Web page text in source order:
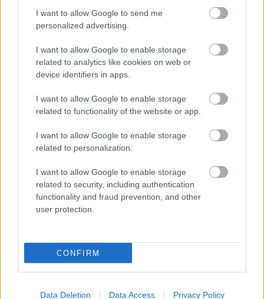
I want to allow Google to send me
personalized advertising.
I want to allow Google to enable storage
related to analytics like cookies on web or
device identifiers in apps.
I want to allow Google to enable storage
related to functionality of the website or app.
I want to allow Google to enable storage
related to personalization.
I want to allow Google to enable storage
related to security, including authentication
functionality and fraud prevention, and other
user protection.
CONFIRM
Data Deletion Data Access Privacy Policy
CHALUPA
Na Morave prerobila
starú chalupu na
nepoznanie: Keď
vojdete dnu, zabudnete,
že nie ste v Toskánsku
S motorovou pílou sa
dokáže aj podpísať.
Slovák sa nebál a v
Čičmanoch si postavil